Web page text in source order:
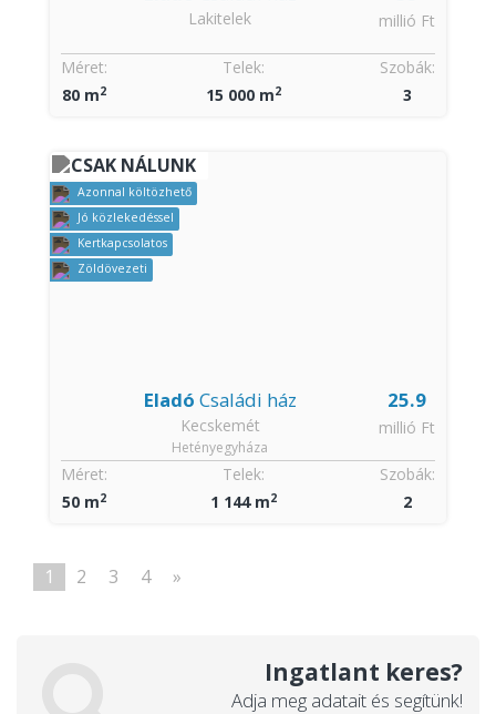
millió Ft
Lakitelek
Szobák:
3
Méret:
80 m2
Telek:
15 000 m2
CSAK NÁLUNK
Azonnal költözhető
Jó közlekedéssel
Kertkapcsolatos
Zöldövezeti
25.9
millió Ft
Eladó Családi ház
Kecskemét
Hetényegyháza
Szobák:
2
Méret:
50 m2
Telek:
1 144 m2
1 2 3 4 »
Ingatlant keres?
Adja meg adatait és segítünk!